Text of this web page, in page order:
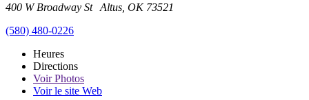
400 W Broadway St Altus, OK 73521
(580) 480-0226
Heures
Directions
VoirPhotos
Voir le site Web